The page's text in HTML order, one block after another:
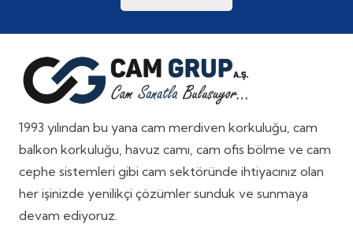
1993 yılından bu yana cam merdiven korkuluğu, cam
balkon korkuluğu, havuz camı, cam ofis bölme ve cam
cephe sistemleri gibi cam sektöründe ihtiyacınız olan
her işinizde yenilikçi çözümler sunduk ve sunmaya
devam ediyoruz.